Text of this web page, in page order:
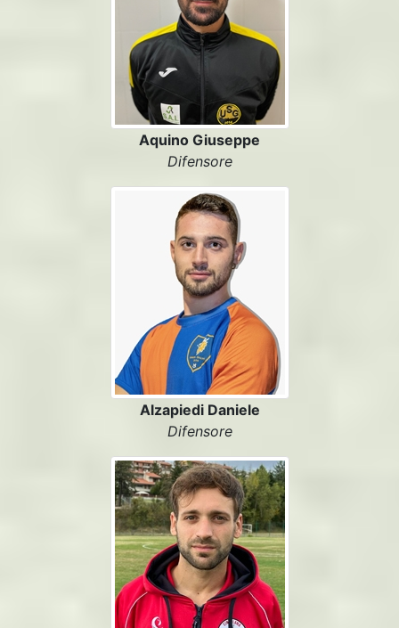
Aquino Giuseppe
Difensore
Alzapiedi Daniele
Difensore